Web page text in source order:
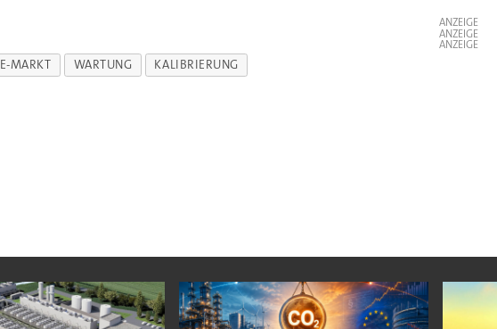
ANZEIGE
ANZEIGE
ANZEIGE
MARKT WARTUNG KALIBRIERUNG